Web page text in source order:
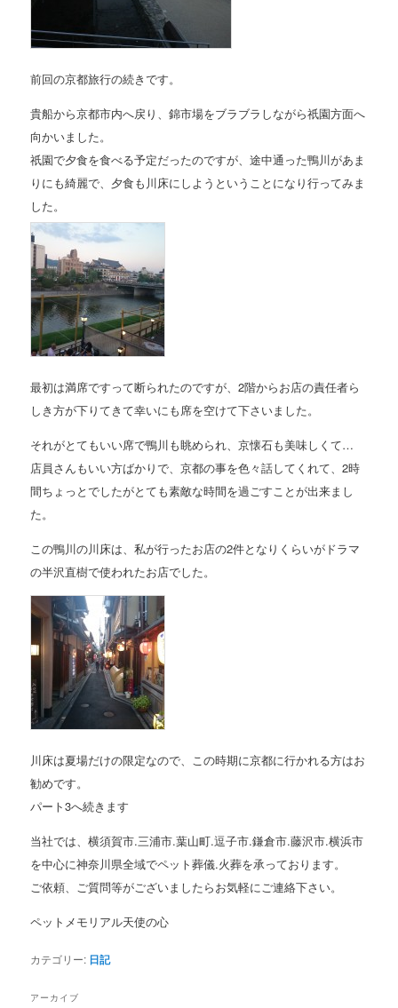
前回の京都旅行の続きです。
貴船から京都市内へ戻り、錦市場をブラブラしながら祇園方面へ
向かいました。
祇園で夕食を食べる予定だったのですが、途中通った鴨川があま
りにも綺麗で、夕食も川床にしようということになり行ってみま
した。
最初は満席ですって断られたのですが、2階からお店の責任者ら
しき方が下りてきて幸いにも席を空けて下さいました。
それがとてもいい席で鴨川も眺められ、京懐石も美味しくて…
店員さんもいい方ばかりで、京都の事を色々話してくれて、2時
間ちょっとでしたがとても素敵な時間を過ごすことが出来まし
た。
この鴨川の川床は、私が行ったお店の2件となりくらいがドラマ
の半沢直樹で使われたお店でした。
川床は夏場だけの限定なので、この時期に京都に行かれる方はお
勧めです。
パート3へ続きます
当社では、横須賀市.三浦市.葉山町.逗子市.鎌倉市.藤沢市.横浜市
を中心に神奈川県全域でペット葬儀.火葬を承っております。
ご依頼、ご質問等がございましたらお気軽にご連絡下さい。
ペットメモリアル天使の心
カテゴリー: 日記
アーカイブ